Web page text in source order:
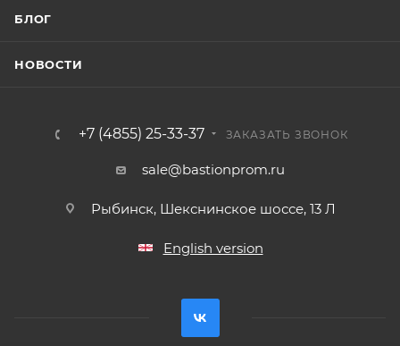
БЛОГ
НОВОСТИ
+7 (4855) 25-33-37 ЗАКАЗАТЬ ЗВОНОК
sale@bastionprom.ru
Рыбинск, Шекснинское шоссе, 13 Л
English version